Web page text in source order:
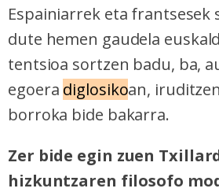
Espainiarrek eta
dute hemen gaudela
tentsioa sortzen badu, ba,
egoera diglosikoan,
borroka bide bakarra.
Zer bide egin zuen
hizkuntzaren filosofo